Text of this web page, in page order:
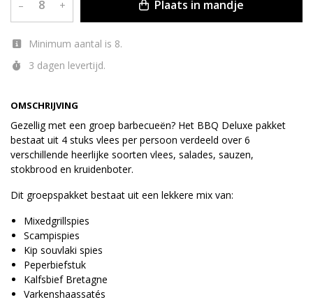
OMSCHRIJVING
Gezellig met een groep barbecueën? Het BBQ Deluxe pakket
bestaat uit 4 stuks vlees per persoon verdeeld over 6
verschillende heerlijke soorten vlees, salades, sauzen,
stokbrood en kruidenboter.
Dit groepspakket bestaat uit een lekkere mix van:
Mixedgrillspies
Scampispies
Kip souvlaki spies
Peperbiefstuk
Kalfsbief Bretagne
Varkenshaassatés
– + Plaats in mandje
Minimum aantal is 8.
3 dagen levertijd.